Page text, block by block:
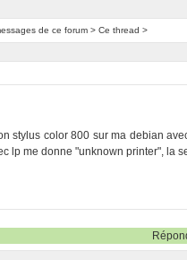
de ce forum> Ce thread >
stylus color 800 sur ma debian
lp me donne "unknown printer", la